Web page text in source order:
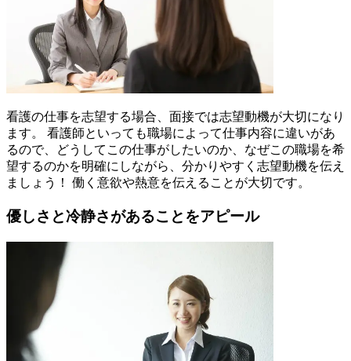
看護の仕事を志望する場合、面接では志望動機が大切になり
ます。 看護師といっても職場によって仕事内容に違いがあ
るので、どうしてこの仕事がしたいのか、なぜこの職場を希
望するのかを明確にしながら、分かりやすく志望動機を伝え
ましょう！ 働く意欲や熱意を伝えることが大切です。
優しさと冷静さがあることをアピール